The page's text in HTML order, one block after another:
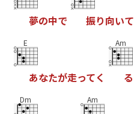
夢の中で 振り向いて
E
あなたが走ってく
Am
る
Dm Am